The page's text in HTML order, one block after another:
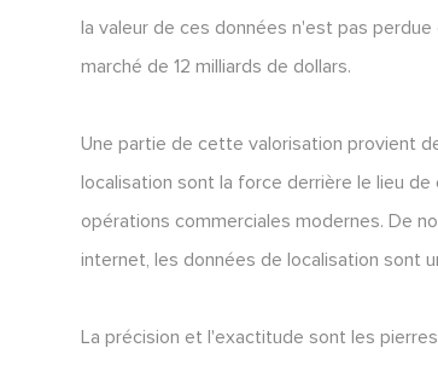
la valeur de ces données n'est pas
marché de 12 milliards de dollars.
Une partie de cette valorisation provient
localisation sont la force derrière le lieu
opérations commerciales modernes. De
internet, les données de localisation sont
La précision et l'exactitude sont les